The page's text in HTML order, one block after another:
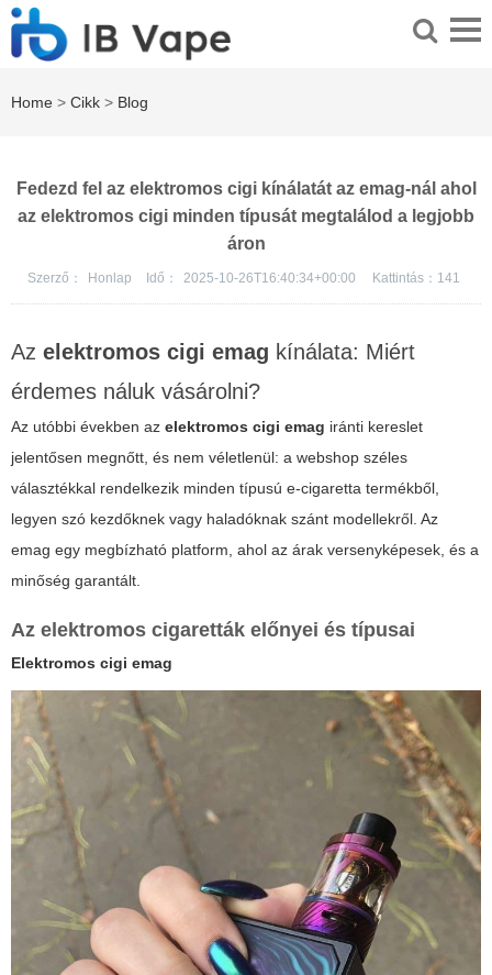
Home > Cikk > Blog
Fedezd fel az elektromos cigi kínálatát az emag-nál ahol
az elektromos cigi minden típusát megtalálod a legjobb
áron
Szerző： Honlap Idő： 2025-10-26T16:40:34+00:00 Kattintás： 141
Az elektromos cigi emag kínálata: Miért
érdemes náluk vásárolni?
Az utóbbi években az elektromos cigi emag iránti kereslet
jelentősen megnőtt, és nem véletlenül: a webshop széles
választékkal rendelkezik minden típusú e-cigaretta termékből,
legyen szó kezdőknek vagy haladóknak szánt modellekről. Az
emag egy megbízható platform, ahol az árak versenyképesek, és a
minőség garantált.
Az elektromos cigaretták előnyei és típusai
Elektromos cigi emag